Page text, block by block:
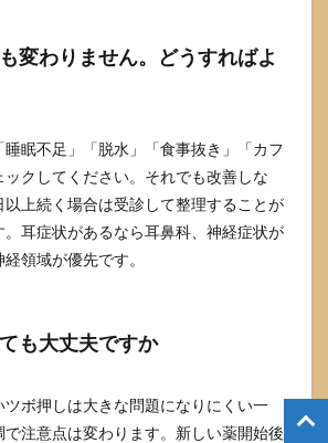
変わりません。どうすればよ
睡眠不足」「脱水」「食事抜き」「カフ
ックしてください。それでも改善しな
以上続く場合は受診して整理することが
耳症状があるなら耳鼻科、神経症状が
領域が優先です。
も大丈夫ですか
ボ押しは大きな問題になりにくい一
注意点は変わります。新しい薬開始後